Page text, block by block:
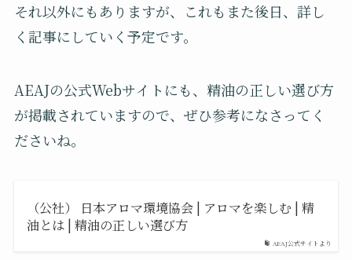
それ以外にもありますが、これもまた後日、詳し
く記事にしていく予定です。
AEAJの公式Webサイトにも、精油の正しい選び方
が掲載されていますので、ぜひ参考になさってく
ださいね。
AEAJ公式サイトより
（公社） 日本アロマ環境協会 | アロマを楽しむ | 精
油とは | 精油の正しい選び方